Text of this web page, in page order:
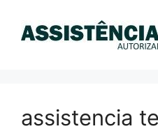
assistencia